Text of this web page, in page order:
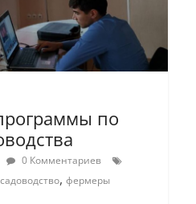
по
0 Комментариев
садоводство, фермеры